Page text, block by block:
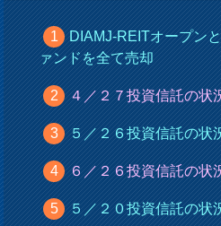
DIAMJ-REITオープン
ァンドを全て売却
４／２７投資信託の状
５／２６投資信託の状
６／２６投資信託の状
５／２０投資信託の状